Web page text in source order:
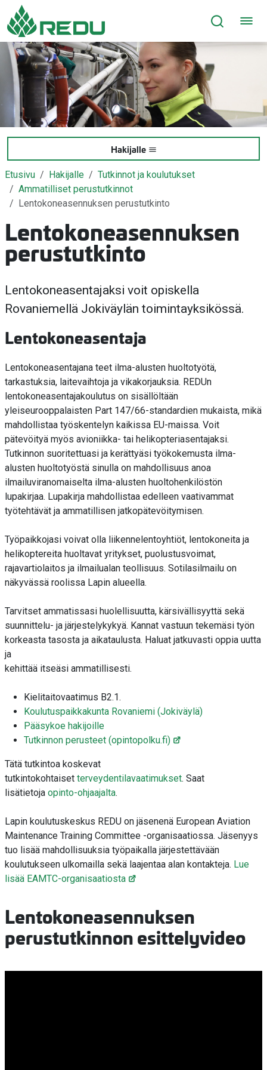
Siirry sivusisältöön
Hakijalle
Etusivu Hakijalle
Tutkinnot ja koulutukset
Ammatilliset perustutkinnot
Lentokoneasennuksen perustutkinto
Lentokoneasennuksen
perustutkinto
Lentokoneasentajaksi voit opiskella
Rovaniemellä Jokiväylän toimintayksikössä.
Lentokoneasentaja
Lentokoneasentajana teet ilma-alusten huoltotyötä,
tarkastuksia, laitevaihtoja ja vikakorjauksia. REDUn
lentokoneasentajakoulutus on sisällöltään
yleiseurooppalaisten Part 147/66-standardien mukaista, mikä
mahdollistaa työskentelyn kaikissa EU-maissa. Voit
pätevöityä myös avioniikka- tai helikopteriasentajaksi.
Tutkinnon suoritettuasi ja kerättyäsi työkokemusta ilma-
alusten huoltotyöstä sinulla on mahdollisuus anoa
ilmailuviranomaiselta ilma-alusten huoltohenkilöstön
lupakirjaa. Lupakirja mahdollistaa edelleen vaativammat
työtehtävät ja ammatillisen jatkopätevöitymisen.
Työpaikkojasi voivat olla liikennelentoyhtiöt, lentokoneita ja
helikoptereita huoltavat yritykset, puolustusvoimat,
rajavartiolaitos ja ilmailualan teollisuus. Sotilasilmailu on
näkyvässä roolissa Lapin alueella.
Tarvitset ammatissasi huolellisuutta, kärsivällisyyttä sekä
suunnittelu- ja järjestelykykyä. Kannat vastuun tekemäsi työn
korkeasta tasosta ja aikataulusta. Haluat jatkuvasti oppia uutta
ja
kehittää itseäsi ammatillisesti.
Kielitaitovaatimus B2.1.
Koulutuspaikkakunta Rovaniemi (Jokiväylä)
Pääsykoe hakijoille
Tutkinnon perusteet (opintopolku.fi)
Tätä tutkintoa koskevat
tutkintokohtaiset terveydentilavaatimukset. Saat
lisätietoja opinto-ohjaajalta.
Lapin koulutuskeskus REDU on jäsenenä European Aviation
Maintenance Training Committee -organisaatiossa. Jäsenyys
tuo lisää mahdollisuuksia työpaikalla järjestettävään
koulutukseen ulkomailla sekä laajentaa alan kontakteja. Lue
lisää EAMTC-organisaatiosta
Lentokoneasennuksen
perustutkinnon esittelyvideo